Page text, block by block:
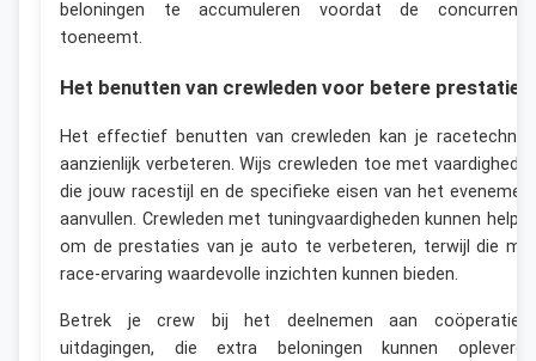
beloningen te accumuleren voordat de
toeneemt.
Het benutten van crewleden voor betere prestaties
Het effectief benutten van crewleden kan je
aanzienlijk verbeteren. Wijs crewleden toe met
die jouw racestijl en de specifieke eisen van het
aanvullen. Crewleden met tuningvaardigheden kunnen
om de prestaties van je auto te verbeteren, terwijl die
race-ervaring waardevolle inzichten kunnen bieden.
Betrek je crew bij het deelnemen aan
uitdagingen, die extra beloningen kunnen